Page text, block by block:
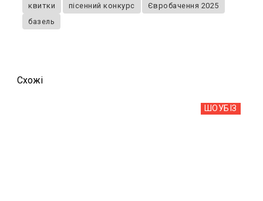
квитки пісенний конкурс
Євробачення 2025
базель
Схожi
ШОУБIЗ